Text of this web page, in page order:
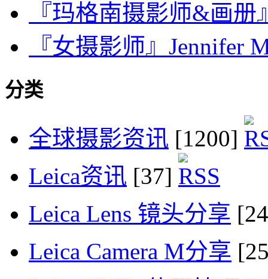
『玛格南摄影师&画册
『女摄影师』Jennifer
分类
全球摄影资讯 [1200]
Leica资讯 [37]
Leica Lens 镜头分享
Leica Camera M分享